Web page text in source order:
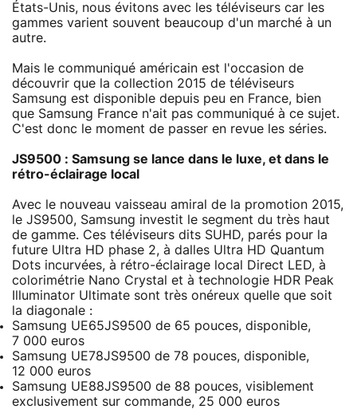
États-Unis, nous évitons avec les téléviseurs car les
gammes varient souvent beaucoup d'un marché à un
autre.
Mais le communiqué américain est l'occasion de
découvrir que la collection 2015 de téléviseurs
Samsung est disponible depuis peu en France, bien
que Samsung France n'ait pas communiqué à ce sujet.
C'est donc le moment de passer en revue les séries.
JS9500 : Samsung se lance dans le luxe, et dans le
rétro-éclairage local
Avec le nouveau vaisseau amiral de la promotion 2015,
le JS9500, Samsung investit le segment du très haut
de gamme. Ces téléviseurs dits SUHD, parés pour la
future Ultra HD phase 2, à dalles Ultra HD Quantum
Dots incurvées, à rétro-éclairage local Direct LED, à
colorimétrie Nano Crystal et à technologie HDR Peak
Illuminator Ultimate sont très onéreux quelle que soit
la diagonale :
Samsung UE65JS9500 de 65 pouces, disponible,
7 000 euros
Samsung UE78JS9500 de 78 pouces, disponible,
12 000 euros
Samsung UE88JS9500 de 88 pouces, visiblement
exclusivement sur commande, 25 000 euros